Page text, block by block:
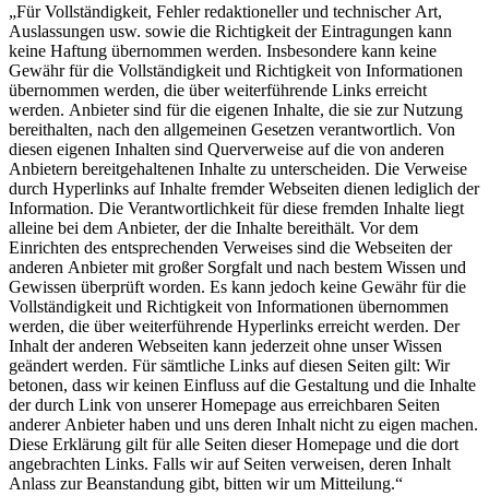
„Für Vollständigkeit, Fehler redaktioneller und technischer Art,
Auslassungen usw. sowie die Richtigkeit der Eintragungen kann
keine Haftung übernommen werden. Insbesondere kann keine
Gewähr für die Vollständigkeit und Richtigkeit von Informationen
übernommen werden, die über weiterführende Links erreicht
werden. Anbieter sind für die eigenen Inhalte, die sie zur Nutzung
bereithalten, nach den allgemeinen Gesetzen verantwortlich. Von
diesen eigenen Inhalten sind Querverweise auf die von anderen
Anbietern bereitgehaltenen Inhalte zu unterscheiden. Die Verweise
durch Hyperlinks auf Inhalte fremder Webseiten dienen lediglich der
Information. Die Verantwortlichkeit für diese fremden Inhalte liegt
alleine bei dem Anbieter, der die Inhalte bereithält. Vor dem
Einrichten des entsprechenden Verweises sind die Webseiten der
anderen Anbieter mit großer Sorgfalt und nach bestem Wissen und
Gewissen überprüft worden. Es kann jedoch keine Gewähr für die
Vollständigkeit und Richtigkeit von Informationen übernommen
werden, die über weiterführende Hyperlinks erreicht werden. Der
Inhalt der anderen Webseiten kann jederzeit ohne unser Wissen
geändert werden. Für sämtliche Links auf diesen Seiten gilt: Wir
betonen, dass wir keinen Einfluss auf die Gestaltung und die Inhalte
der durch Link von unserer Homepage aus erreichbaren Seiten
anderer Anbieter haben und uns deren Inhalt nicht zu eigen machen.
Diese Erklärung gilt für alle Seiten dieser Homepage und die dort
angebrachten Links. Falls wir auf Seiten verweisen, deren Inhalt
Anlass zur Beanstandung gibt, bitten wir um Mitteilung.“